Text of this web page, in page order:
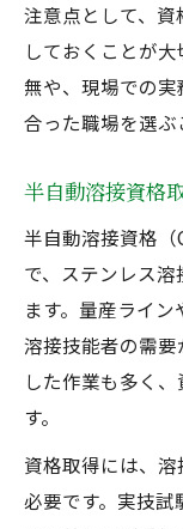
注意点として、
しておくことが
無や、現場での
合った職場を選ぶ
半自動溶接資格
半自動溶接資格（
で、ステンレス
ます。量産ライ
溶接技能者の需要
した作業も多く
す。
資格取得には、
必要です。実技